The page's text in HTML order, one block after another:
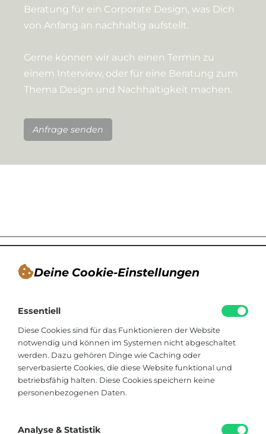
Deine Cookie-Einstellungen
Essentiell
Diese Cookies sind für das Funktionieren der Website
notwendig und können im Systemen nicht abgeschaltet
werden. Dazu gehören Dinge wie Caching oder
serverbasierte Cookies, die diese Website funktional und
betriebsfähig halten. Diese Cookies speichern keine
personenbezogenen Daten.
Analyse & Statistik
Beratung für ein Corporate Design, was Dich
von Anfang an nachhaltig aufstellt.
Gerne können wir auch einen Termin zu
einem Interview, oder für eine Beratung zum
Thema Design und Nachhaltigkeit machen.
Anfrage senden
Blogger, Berater für nachhaltiges
Kommunikationsdesign, Catering
Viktoriastraße 48
33602 Bielefeld
hallo@soistfein.de